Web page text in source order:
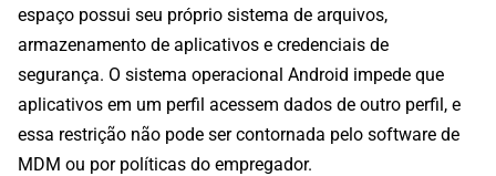
espaço possui seu próprio sistema de arquivos,
armazenamento de aplicativos e credenciais de
segurança. O sistema operacional Android impede que
aplicativos em um perfil acessem dados de outro perfil, e
essa restrição não pode ser contornada pelo software de
MDM ou por políticas do empregador.